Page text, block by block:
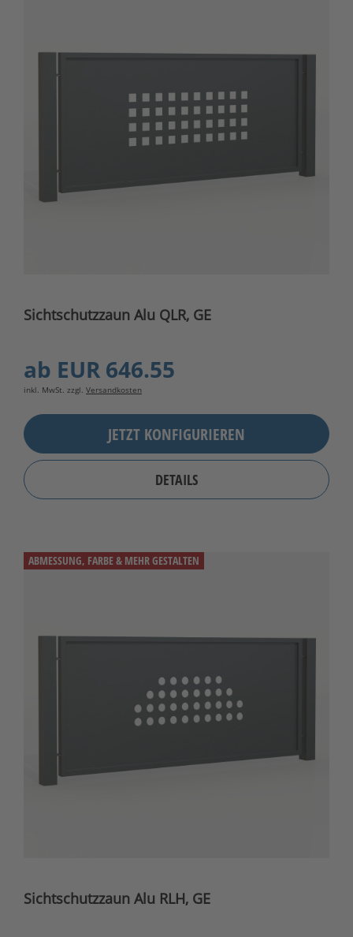
Sichtschutzzaun Alu QLR, GE
ab EUR 646.55
inkl. MwSt. zzgl. Versandkosten
JETZT KONFIGURIEREN
DETAILS
ABMESSUNG, FARBE & MEHR GESTALTEN
Sichtschutzzaun Alu RLH, GE